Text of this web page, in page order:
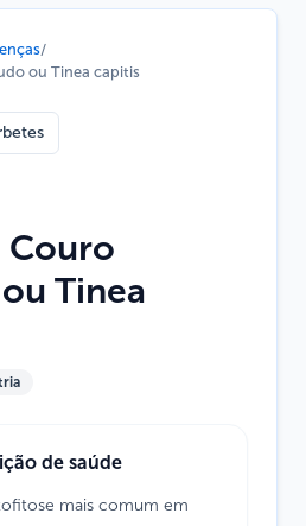
/
ou Tinea capitis
Couro
Tinea
de saúde
mais comum em